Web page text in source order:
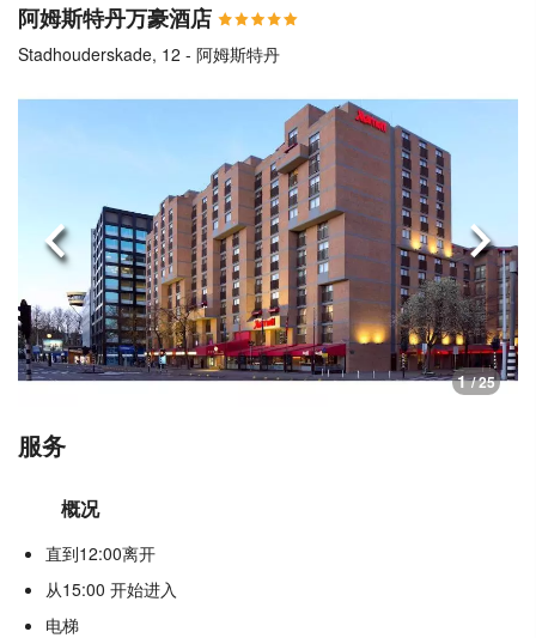
阿姆斯特丹万豪酒店
Stadhouderskade, 12 - 阿姆斯特丹
1 / 25
上一页 下一
服务
概况
直到12:00离开
从15:00 开始进入
电梯